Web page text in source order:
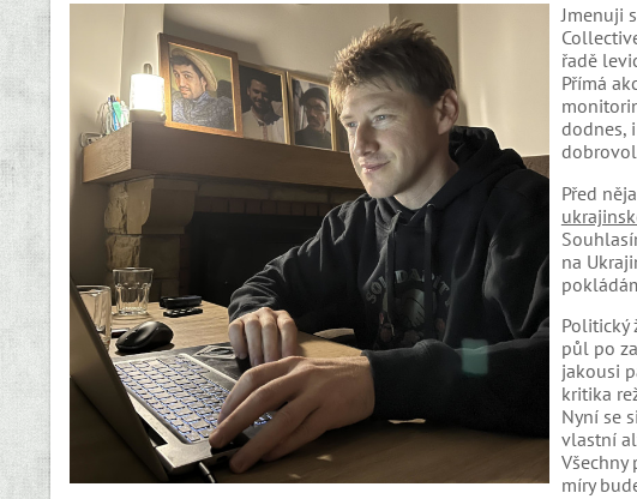
Jmenuji
řadě
Přímá
dodnes,
Před
na
Politický
půl po
jakousi
kritika
Nyní se
vlastní
míry